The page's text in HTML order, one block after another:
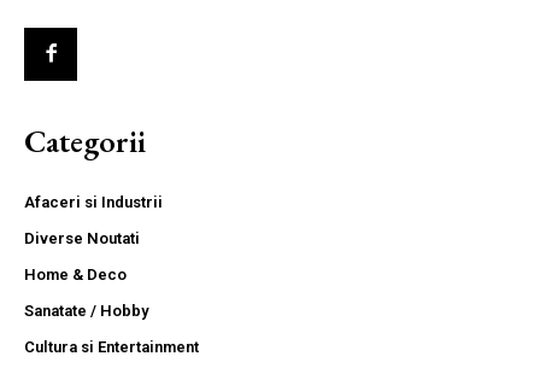
Categorii
Afaceri si Industrii
Diverse Noutati
Home & Deco
Sanatate / Hobby
Cultura si Entertainment